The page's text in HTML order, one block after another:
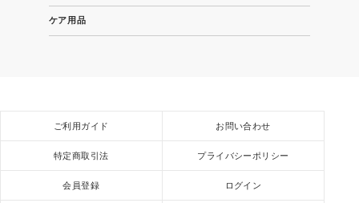
その他革小物
iPhone 15 Pro Max
トートバッグ
ビジネスバッグ
ケア用品
ご利用ガイド お問い合わせ
特定商取引法 プライバシーポリシー
会員登録 ログイン